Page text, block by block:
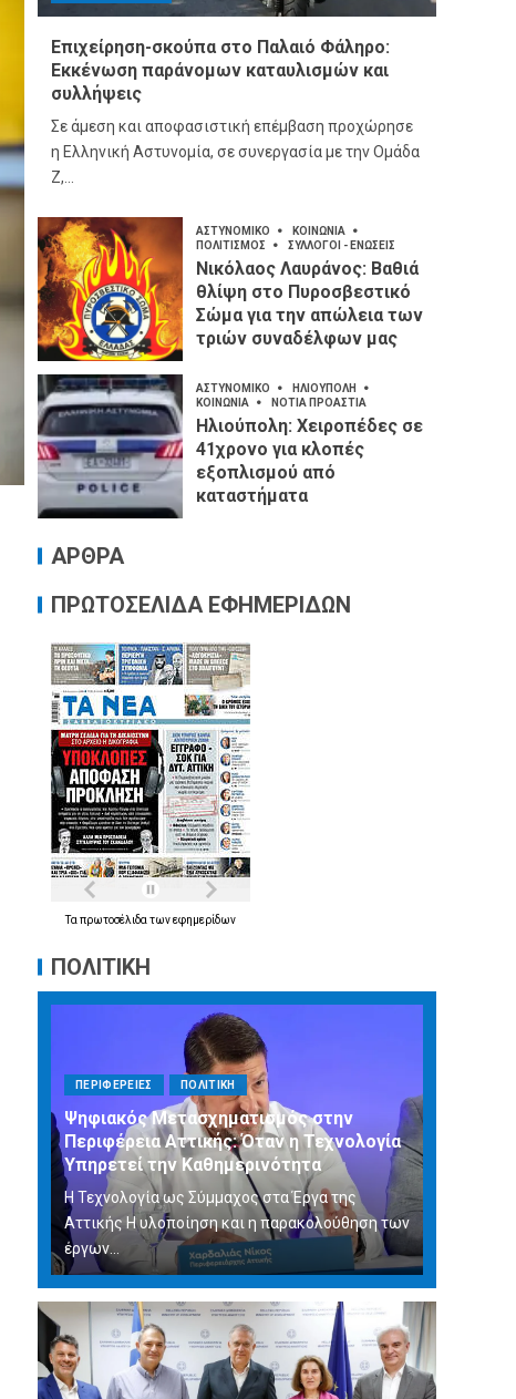
Επιχείρηση-σκούπα στο Παλαιό Φάληρο:
Εκκένωση παράνομων καταυλισμών και
συλλήψεις
Σε άμεση και αποφασιστική επέμβαση προχώρησε
η Ελληνική Αστυνομία, σε συνεργασία με την Ομάδα
Ζ,...
ΑΣΤΥΝΟΜΙΚΟ
ΚΟΙΝΩΝΙΑ
ΠΟΛΙΤΙΣΜΟΣ
ΣΥΛΛΟΓΟΙ - ΕΝΩΣΕΙΣ
Νικόλαος Λαυράνος: Βαθιά
θλίψη στο Πυροσβεστικό
Σώμα για την απώλεια των
τριών συναδέλφων μας
ΑΣΤΥΝΟΜΙΚΟ
ΗΛΙΟΥΠΟΛΗ
ΚΟΙΝΩΝΙΑ
ΝΟΤΙΑ ΠΡΟΑΣΤΙΑ
Ηλιούπολη: Χειροπέδες σε
41χρονο για κλοπές
εξοπλισμού από
καταστήματα
ΑΡΘΡΑ
ΠΡΩΤΟΣΕΛΙΔΑ ΕΦΗΜΕΡΙΔΩΝ
Τα πρωτοσέλιδα τωνεφημερίδων
ΠΟΛΙΤΙΚΗ
ΠΕΡΙΦΕΡΕΙΕΣ ΠΟΛΙΤΙΚΗ
Ψηφιακός Μετασχηματισμός στην
Περιφέρεια Αττικής: Όταν η Τεχνολογία
Υπηρετεί την Καθημερινότητα
Η Τεχνολογία ως Σύμμαχος στα Έργα της
Αττικής Η υλοποίηση και η παρακολούθηση των
έργων...